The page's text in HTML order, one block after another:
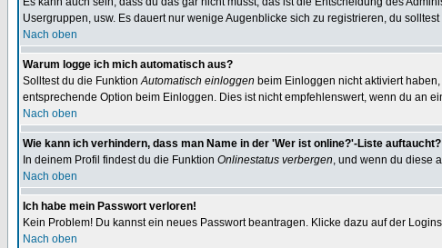
Usergruppen, usw. Es dauert nur wenige Augenblicke sich zu registrieren, du solltest
Nach oben
Warum logge ich mich automatisch aus?
Solltest du die FunktionAutomatisch einloggen beim Einloggen nicht aktiviert
entsprechende Option beim Einloggen. Dies ist nicht empfehlenswert, wenn du an
Nach oben
Wie kann ich verhindern, dass man Name in der 'Wer ist online?'-Liste auftaucht?
In deinem Profil findest du die Funktion Onlinestatus verbergen, und wenn du diese
Nach oben
Ich habe mein Passwort verloren!
Kein Problem! Du kannst ein neues Passwort beantragen. Klicke dazu auf der
Nach oben